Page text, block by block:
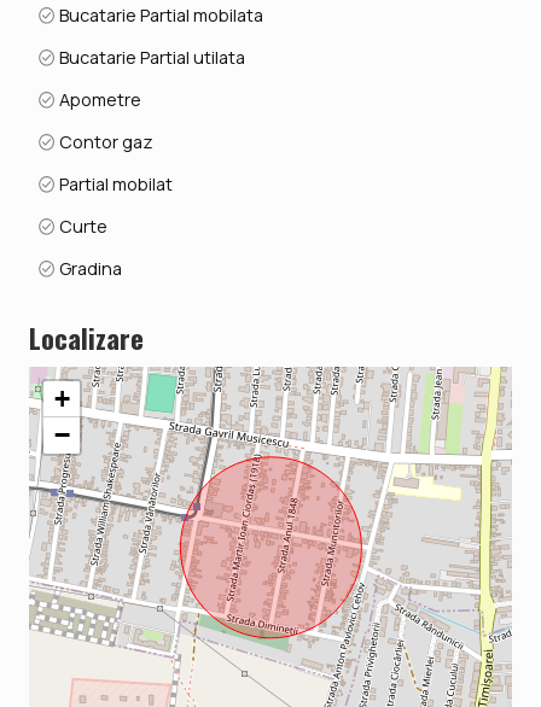
Bucatarie Partial mobilata
Bucatarie Partial utilata
Apometre
Contor gaz
Partial mobilat
Curte
Gradina
Localizare
+
−